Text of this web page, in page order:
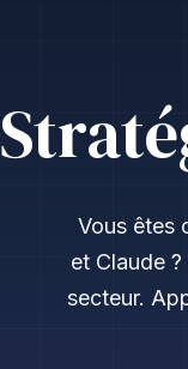
Vous êtes
et Claude
secteur.